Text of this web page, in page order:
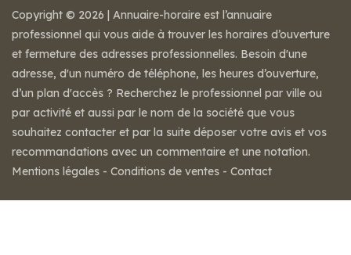
Copyright © 2026 | Annuaire-horaire est l’annuaire
professionnel qui vous aide à trouver les horaires d’ouverture
et fermeture des adresses professionnelles. Besoin d'une
adresse, d'un numéro de téléphone, les heures d’ouverture,
d’un plan d'accès ? Recherchez le professionnel par ville ou
par activité et aussi par le nom de la société que vous
souhaitez contacter et par la suite déposer votre avis et vos
recommandations avec un commentaire et une notation.
Mentions légales - Conditions de ventes - Contact